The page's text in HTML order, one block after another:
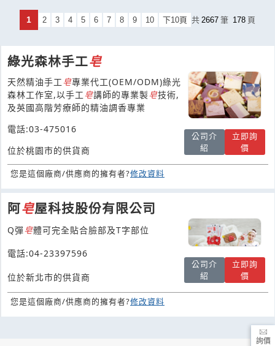
1 2 3 4 5 6 7 8 9 10 下10頁 共 2667 筆 178 頁
綠光森林手工皂
天然精油手工皂專業代工(OEM/ODM)綠光
森林工作室,以手工皂講師的專業製皂技術,
及英國高階芳療師的精油調香專業
電話:03-475016
位於桃園市的供貨商
公司介
紹
立即詢
價
您是這個廠商/供應商的擁有者?修改資料
阿皂屋科技股份有限公司
Q彈皂體可完全貼合臉部及T字部位
電話:04-23397596
位於新北市的供貨商
公司介
紹
立即詢
價
您是這個廠商/供應商的擁有者?修改資料
詢價